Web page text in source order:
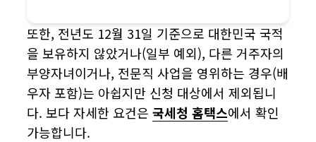
또한, 전년도 12월 31일 기준으로 대한민국 국적
을 보유하지 않았거나(일부 예외), 다른 거주자의
부양자녀이거나, 전문직 사업을 영위하는 경우(배
우자 포함)는 아쉽지만 신청 대상에서 제외됩니
다. 보다 자세한 요건은국세청 홈택스에서 확인
가능합니다.